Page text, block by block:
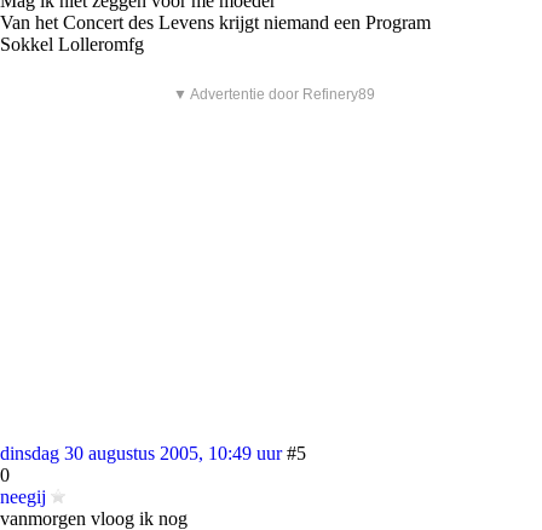
Van het Concert des Levens krijgt niemand een Program
Sokkel Lolleromfg
▼ Advertentie door Refinery89
dinsdag 30 augustus 2005, 10:49 uur #5
0
neegij
vanmorgen vloog ik nog